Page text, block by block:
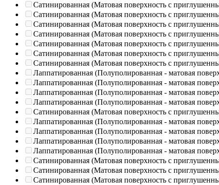
Сатинированная (Матовая поверхность с
Сатинированная (Матовая поверхность с
Сатинированная (Матовая поверхность с
Сатинированная (Матовая поверхность с
Сатинированная (Матовая поверхность с
Сатинированная (Матовая поверхность с
Сатинированная (Матовая поверхность с
Лаппатированная (Полуполированная - матовая
Лаппатированная (Полуполированная - матовая
Лаппатированная (Полуполированная - матовая
Лаппатированная (Полуполированная - матовая
Сатинированная (Матовая поверхность с
Лаппатированная (Полуполированная - матовая
Лаппатированная (Полуполированная - матовая
Лаппатированная (Полуполированная - матовая
Лаппатированная (Полуполированная - матовая
Сатинированная (Матовая поверхность с
Сатинированная (Матовая поверхность с
Сатинированная (Матовая поверхность с